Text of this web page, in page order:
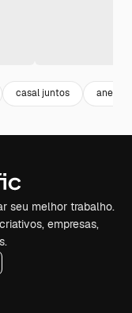
casal juntos anel de
seu melhor trabalho.
empresas,